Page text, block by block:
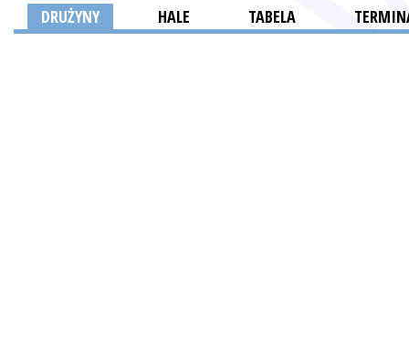
DRUŻYNY HALE TABELA